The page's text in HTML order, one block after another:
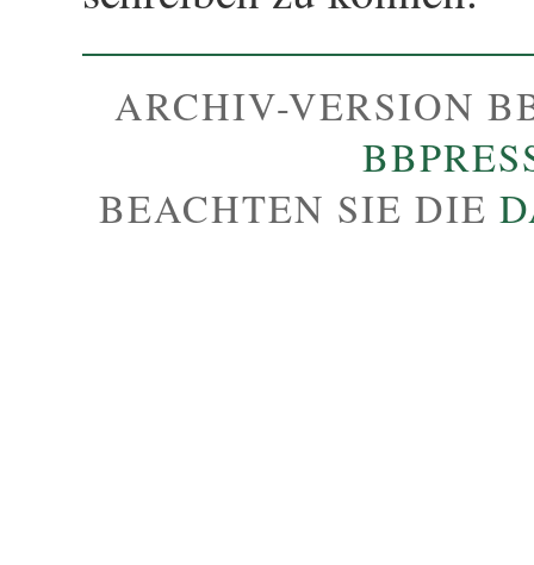
ARCHIV-VERSION
BEACHTEN SIE DIE